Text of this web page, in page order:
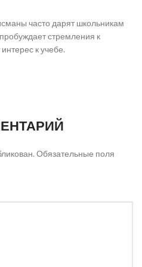
часто дарят школьникам
стремления к
к учебе.
Обязательные поля